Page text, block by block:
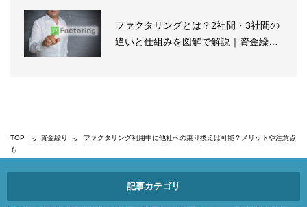
ファクタリングとは？2社間・3社間の
違いと仕組みを図解で解説｜資金繰
TOP 資金繰り
ファクタリング利用中に他社への乗り換えは可能？メリットや注意点
も
記事カテゴリ